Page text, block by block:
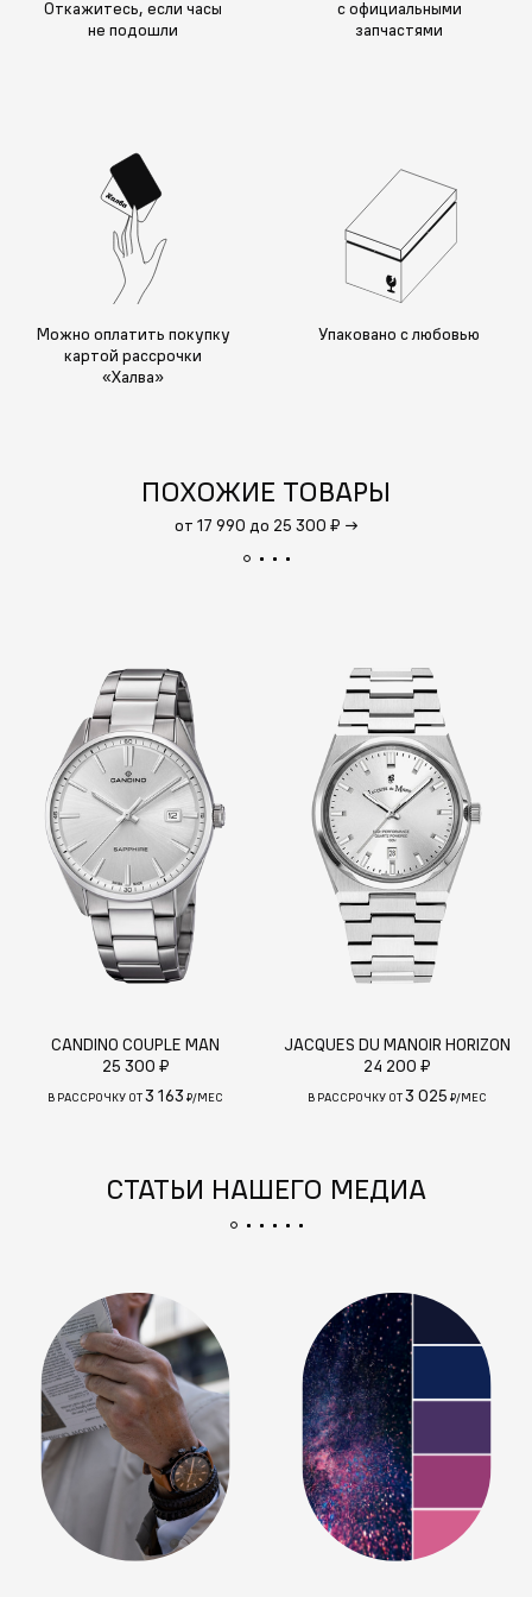
Откажитесь, если часы
не подошли
с официальными
запчастями
Можно оплатить покупку
картой рассрочки
«Халва»
Упаковано с любовью
ПОХОЖИЕ ТОВАРЫ
от 17 990 до 25 300 ₽ →
CANDINO COUPLE MAN
25 300 ₽
В РАССРОЧКУ ОТ3 163 ₽/МЕС
JACQUES DU MANOIR HORIZON
24 200 ₽
В РАССРОЧКУ ОТ3 025 ₽/МЕС
СТАТЬИ НАШЕГО МЕДИА